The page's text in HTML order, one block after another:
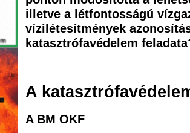
illetve a létfontosságú
vízilétesítmények
katasztrófavédelem
A
A BM OKF